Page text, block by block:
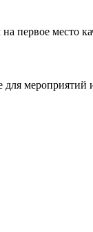
место
мероприятий